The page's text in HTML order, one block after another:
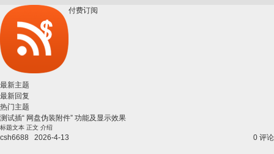
付费订阅
最新主题
最新回复
热门主题
测试插“ 网盘伪装附件” 功能及显示效果
标题文本 正文 介绍
csh6688 2026-4-13 0 评论